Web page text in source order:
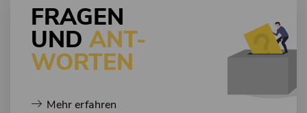
FRAGEN
UND ANT-
WORTEN
Mehr erfahren